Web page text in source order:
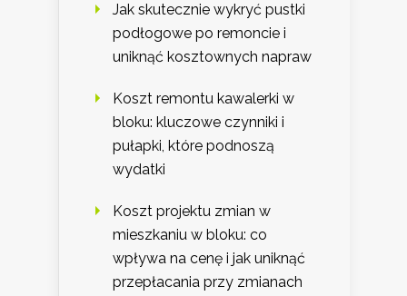
Jak skutecznie wykryć pustki
podłogowe po remoncie i
uniknąć kosztownych napraw
Koszt remontu kawalerki w
bloku: kluczowe czynniki i
pułapki, które podnoszą
wydatki
Koszt projektu zmian w
mieszkaniu w bloku: co
wpływa na cenę i jak uniknąć
przepłacania przy zmianach